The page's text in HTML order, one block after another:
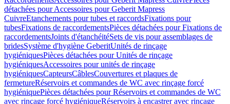
détachées pour Accessoires pour Geberit Mapress
CuivreEtanchements pour tubes et raccordsFixations pour
tubesFixations de raccordementsPièces détachées pour Fixations de
raccordementsJoints d'étanchéitéSets de vis pour assemblages de
bridesSystème d'hygiène GeberitUnités de rinçage
hygiéniquesPièces détachées pour Unités de rinçage
hygiéniquesAccessoires pour unités de rinçage
hygiéniquesCapteursCâblesCouvertures et plaques de
fermetureRéservoirs et commandes de WC avec rinçage forcé
hygiéniquePièces détachées pour Réservoirs et commandes de WC
avec rinçage forcé hygiéniqueRéservoirs à encastrer avec rinçage